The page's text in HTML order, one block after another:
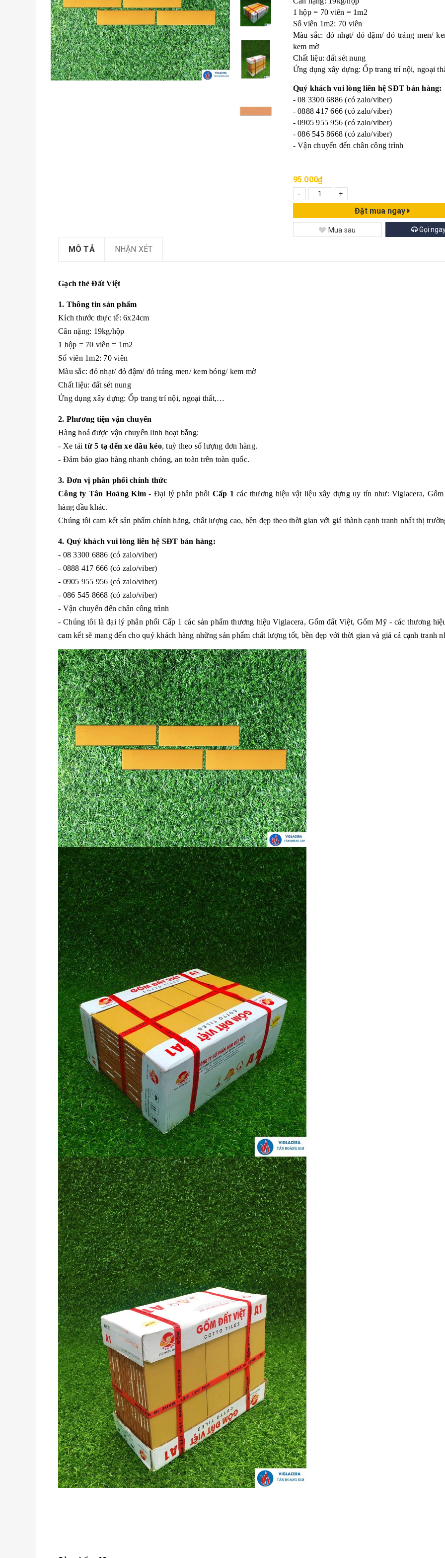
1 hộp = 70 viên = 1m2
Số viên 1m2: 70 viên
Màu sắc: đỏ nhạt/ đỏ đậm/ đỏ tráng men/
kem mờ
Chất liệu: đất sét nung
Ứng dụng xây dựng: Ốp trang trí nội, ngoại
Quý khách vui lòng liên hệ SĐT bán hàng:
- 08 3300 6886 (có zalo/viber)
- 0888 417 666 (có zalo/viber)
- 0905 955 956 (có zalo/viber)
- 086 545 8668 (có zalo/viber)
- Vận chuyển đến chân công trình
95.000₫
-
+
Đặt mua ngay
Mua sau Gọi
MÔ TẢ NHẬN XÉT
Gạch thẻ Đất Việt
1. Thông tin sản phẩm
Kích thước thực tế: 6x24cm
Cân nặng: 19kg/hộp
1 hộp = 70 viên = 1m2
Số viên 1m2: 70 viên
Màu sắc: đỏ nhạt/ đỏ đậm/ đỏ tráng men/ kem bóng/ kem mờ
Chất liệu: đất sét nung
Ứng dụng xây dựng: Ốp trang trí nội, ngoại thất,…
2. Phương tiện vận chuyển
Hàng hoá được vận chuyển linh hoạt bằng:
- Xe tảitừ 5 tạ đến xe đầu kéo, tuỳ theo số lượng đơn hàng.
- Đảm bảo giao hàng nhanh chóng, an toàn trên toàn quốc.
3. Đơn vị phân phối chính thức
Công ty Tân Hoàng Kim - Đại lý phân phối Cấp 1 các thương hiệu vật liệu xây dựng uy tín như: Viglacera,
hàng đầu khác.
Chúng tôi cam kết sản phẩm chính hãng, chất lượng cao, bền đẹp theo thời gian với giá thành cạnh tranh nhất thị
4. Quý khách vui lòng liên hệ SĐT bán hàng:
- 08 3300 6886 (có zalo/viber)
- 0888 417 666 (có zalo/viber)
- 0905 955 956 (có zalo/viber)
- 086 545 8668 (có zalo/viber)
- Vận chuyển đến chân công trình
- Chúng tôi là đại lý phân phối Cấp 1 các sản phẩm thương hiệu Viglacera, Gốm đất Việt, Gốm Mỹ - các thương
cam kết sẽ mang đến cho quý khách hàng những sản phẩm chất lượng tốt, bền đẹp với thời gian và giá cả cạnh tranh